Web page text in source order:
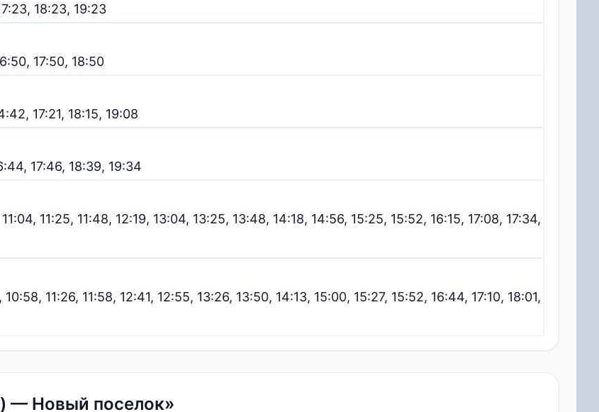
18:23, 19:23
17:50, 18:50
17:21, 18:15, 19:08
17:46, 18:39, 19:34
11:25, 11:48, 12:19, 13:04, 13:25, 13:48, 14:18, 14:56, 15:25, 15:52, 16:15, 17:08, 17:34,
11:26, 11:58, 12:41, 12:55, 13:26, 13:50, 14:13, 15:00, 15:27, 15:52, 16:44, 17:10, 18:01,
— Новый поселок»